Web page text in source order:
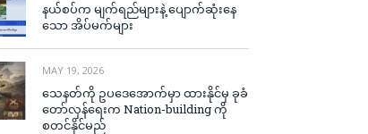
နယ်စပ်က မျက်ရည်များနဲ့ ပျောက်ဆုံးနေ
သော အိပ်မက်များ
MAY 19, 2026
သေနတ်ကို ဥပဒေအောက်မှာ ထားနိုင်မှ ခုခံ
တော်လှန်ရေးက Nation-building ကို
စတင်နိုင်မည်